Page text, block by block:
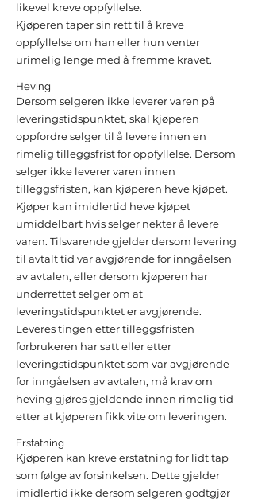
likevel kreve oppfyllelse.
Kjøperen taper sin rett til å kreve
oppfyllelse om han eller hun venter
urimelig lenge med å fremme kravet.
Heving
Dersom selgeren ikke leverer varen på
leveringstidspunktet, skal kjøperen
oppfordre selger til å levere innen en
rimelig tilleggsfrist for oppfyllelse. Dersom
selger ikke leverer varen innen
tilleggsfristen, kan kjøperen heve kjøpet.
Kjøper kan imidlertid heve kjøpet
umiddelbart hvis selger nekter å levere
varen. Tilsvarende gjelder dersom levering
til avtalt tid var avgjørende for inngåelsen
av avtalen, eller dersom kjøperen har
underrettet selger om at
leveringstidspunktet er avgjørende.
Leveres tingen etter tilleggsfristen
forbrukeren har satt eller etter
leveringstidspunktet som var avgjørende
for inngåelsen av avtalen, må krav om
heving gjøres gjeldende innen rimelig tid
etter at kjøperen fikk vite om leveringen.
Erstatning
Kjøperen kan kreve erstatning for lidt tap
som følge av forsinkelsen. Dette gjelder
imidlertid ikke dersom selgeren godtgjør